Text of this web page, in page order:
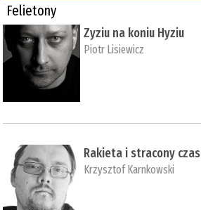
Felietony
Zyziu na koniu Hyziu
Piotr Lisiewicz
Rakieta i stracony czas
Krzysztof Karnkowski